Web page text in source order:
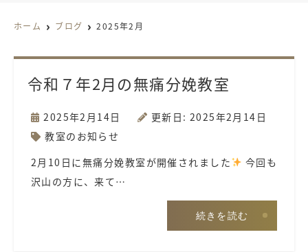
ホーム ブログ 2025年2月
令和７年2月の無痛分娩教室
2025年2月14日
更新日: 2025年2月14日
教室のお知らせ
2月10日に無痛分娩教室が開催されました
今回も
沢山の方に、来て…
続きを読む